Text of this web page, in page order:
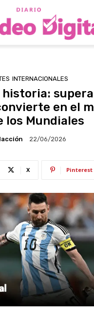
INTERNACIONALES
historia:
en el
los Mundiales
22/06/2026
X Pinterest